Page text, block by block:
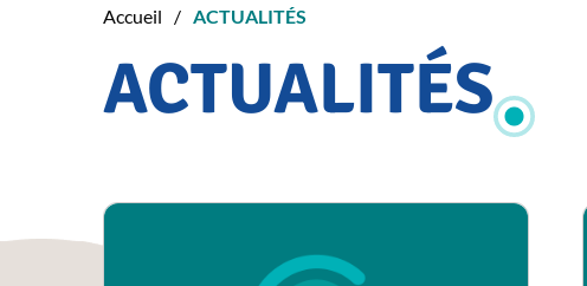
Accueil ACTUALITÉS
ACTUALITÉS